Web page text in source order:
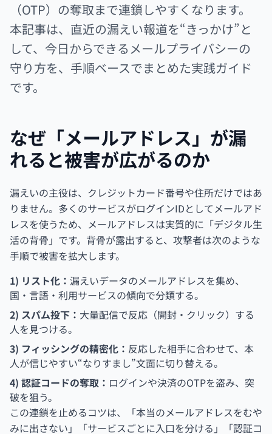
（OTP）の奪取まで連鎖しやすくなります。
本記事は、直近の漏えい報道を“きっかけ”と
して、今日からできるメールプライバシーの
守り方を、手順ベースでまとめた実践ガイド
です。
なぜ「メールアドレス」が漏
れると被害が広がるのか
漏えいの主役は、クレジットカード番号や住所だけではあ
りません。多くのサービスがログインIDとしてメールアド
レスを使うため、メールアドレスは実質的に「デジタル生
活の背骨」です。背骨が露出すると、攻撃者は次のような
手順で被害を拡大します。
1) リスト化： 漏えいデータのメールアドレスを集め、
国・言語・利用サービスの傾向で分類する。
2) スパム投下： 大量配信で反応（開封・クリック）する
人を見つける。
3) フィッシングの精密化： 反応した相手に合わせて、本
人が信じやすい“なりすまし”文面に切り替える。
4) 認証コードの奪取： ログインや決済のOTPを盗み、突
破を狙う。
この連鎖を止めるコツは、「本当のメールアドレスをむや
みに出さない」「サービスごとに入口を分ける」「認証コ